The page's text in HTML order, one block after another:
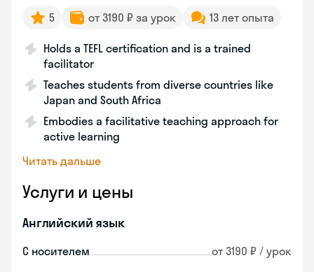
5 от 3190 ₽ за урок 13 лет опыта
Holds a TEFL certification and is a trained
facilitator
Teaches students from diverse countries like
Japan and South Africa
Embodies a facilitative teaching approach for
active learning
Читать дальше
Услуги и цены
Английский язык
С носителем от 3190 ₽ / урок